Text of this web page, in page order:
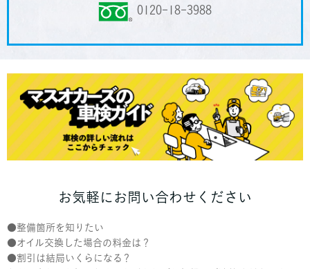
0120-18-3988
お気軽にお問い合わせください
●整備箇所を知りたい
●オイル交換した場合の料金は？
●割引は結局いくらになる？